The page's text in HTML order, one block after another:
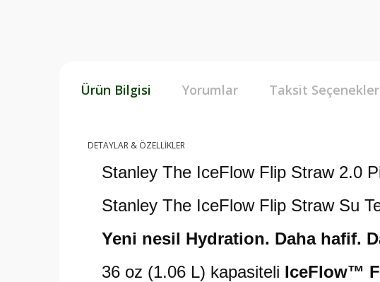
Ürün Bilgisi Yorumlar Taksit
DETAYLAR & ÖZELLİKLER
Stanley The IceFlow Flip Straw 2.0
Stanley The IceFlow Flip Straw Su
Yeni nesil Hydration. Daha hafif.
36 oz (1.06 L) kapasiteli IceFlow™